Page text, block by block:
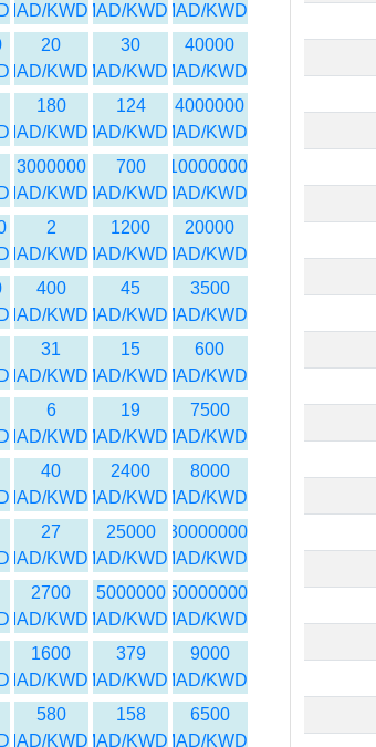
MAD/KWD
MAD/KWD
MAD/KWD
40000
MAD/KWD
30
MAD/KWD
20
MAD/KWD
4000000
MAD/KWD
124
MAD/KWD
180
MAD/KWD
10000000
MAD/KWD
700
MAD/KWD
3000000
MAD/KWD
20000
MAD/KWD
1200
MAD/KWD
2
MAD/KWD
3500
MAD/KWD
45
MAD/KWD
400
MAD/KWD
600
MAD/KWD
15
MAD/KWD
31
MAD/KWD
7500
MAD/KWD
19
MAD/KWD
6
MAD/KWD
8000
MAD/KWD
2400
MAD/KWD
40
MAD/KWD
30000000
MAD/KWD
25000
MAD/KWD
27
MAD/KWD
50000000
MAD/KWD
5000000
MAD/KWD
2700
MAD/KWD
9000
MAD/KWD
379
MAD/KWD
1600
MAD/KWD
6500
MAD/KWD
158
MAD/KWD
580
MAD/KWD